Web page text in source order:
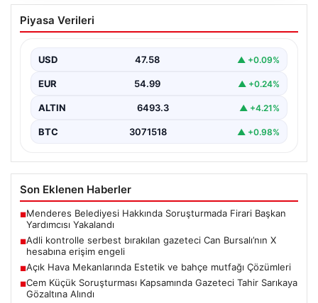
Adli kontrolle serbest bırakılan gazeteci
Can Bursalı’nın X hesabına erişim engeli
Engeli Kaldırıldıktan Sonra Yeniden Kısıtlama",
"content": "Basın…
Piyasa Verileri
USD 47.58 ▲ +0.09%
EUR 54.99 ▲ +0.24%
ALTIN 6493.3 ▲ +4.21%
BTC 3071518 ▲ +0.98%
Son Eklenen Haberler
■Menderes Belediyesi Hakkında Soruşturmada Firari Başkan
Yardımcısı Yakalandı
■Adli kontrolle serbest bırakılan gazeteci Can Bursalı’nın X
hesabına erişim engeli
■Açık Hava Mekanlarında Estetik ve bahçe mutfağı Çözümleri
■Cem Küçük Soruşturması Kapsamında Gazeteci Tahir Sarıkaya
Gözaltına Alındı